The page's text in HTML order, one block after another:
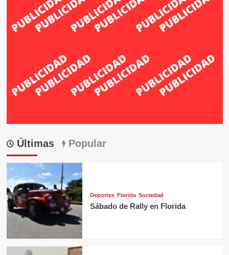
Últimas Popular
Deportes Florida Sociedad
Sábado de Rally en Florida